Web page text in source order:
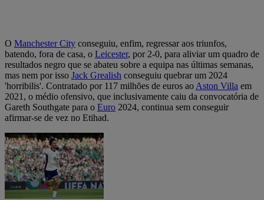
O Manchester City conseguiu, enfim, regressar aos triunfos,
batendo, fora de casa, o Leicester, por 2-0, para aliviar um quadro de
resultados negro que se abateu sobre a equipa nas últimas semanas,
mas nem por isso Jack Grealish conseguiu quebrar um 2024
'horribilis'. Contratado por 117 milhões de euros ao Aston Villa em
2021, o médio ofensivo, que inclusivamente caiu da convocatória de
Gareth Southgate para o Euro 2024, continua sem conseguir
afirmar-se de vez no Etihad.